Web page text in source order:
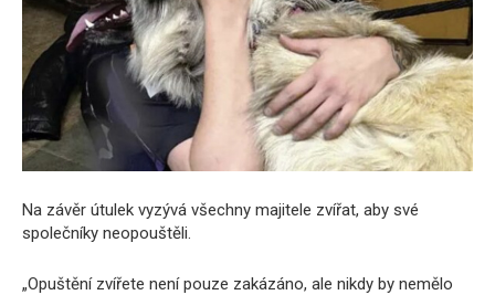
Na závěr útulek vyzývá všechny majitele zvířat, aby své
společníky neopouštěli.
„Opuštění zvířete není pouze zakázáno, ale nikdy by nemělo